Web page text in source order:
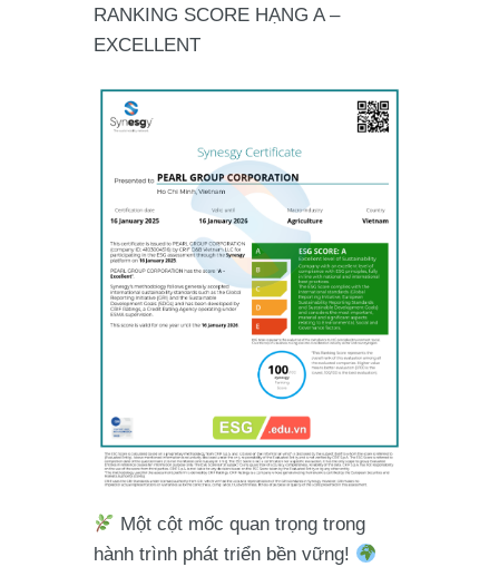
RANKING SCORE HẠNG A –
EXCELLENT
Một cột mốc quan trọng trong
hành trình phát triển bền vững!